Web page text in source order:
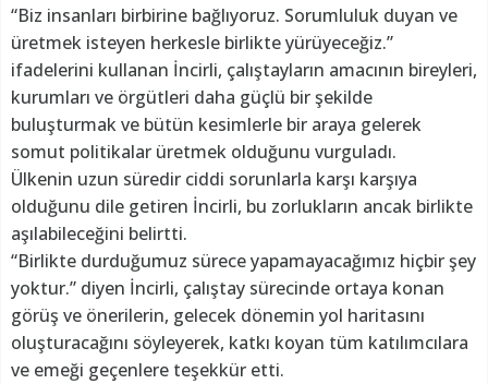
“Biz insanları birbirine bağlıyoruz. Sorumluluk duyan ve
üretmek isteyen herkesle birlikte yürüyeceğiz.”
ifadelerini kullanan İncirli, çalıştayların amacının bireyleri,
kurumları ve örgütleri daha güçlü bir şekilde
buluşturmak ve bütün kesimlerle bir araya gelerek
somut politikalar üretmek olduğunu vurguladı.
Ülkenin uzun süredir ciddi sorunlarla karşı karşıya
olduğunu dile getiren İncirli, bu zorlukların ancak birlikte
aşılabileceğini belirtti.
“Birlikte durduğumuz sürece yapamayacağımız hiçbir şey
yoktur.” diyen İncirli, çalıştay sürecinde ortaya konan
görüş ve önerilerin, gelecek dönemin yol haritasını
oluşturacağını söyleyerek, katkı koyan tüm katılımcılara
ve emeği geçenlere teşekkür etti.